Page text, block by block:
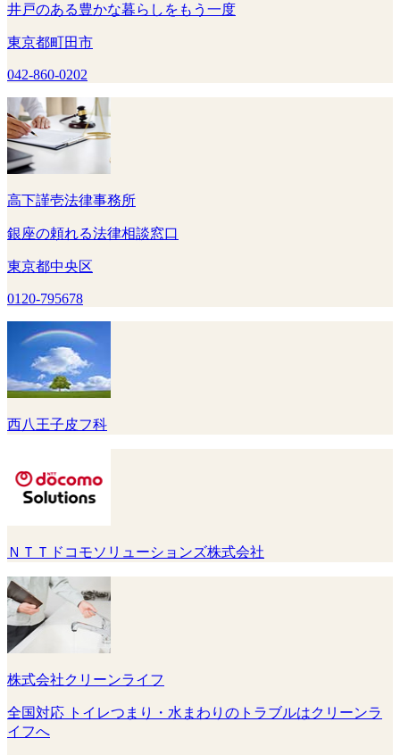
井戸のある豊かな暮らしをもう一度
東京都町田市
042-860-0202
高下謹壱法律事務所
銀座の頼れる法律相談窓口
東京都中央区
0120-795678
西八王子皮フ科
ＮＴＴドコモソリューションズ株式会社
株式会社クリーンライフ
全国対応 トイレつまり・水まわりのトラブルはクリーンラ
イフへ